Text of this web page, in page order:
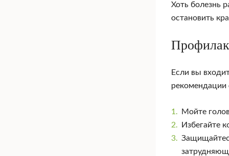
Хоть болезнь
остановить
Если вы
Мойте
Избегайте